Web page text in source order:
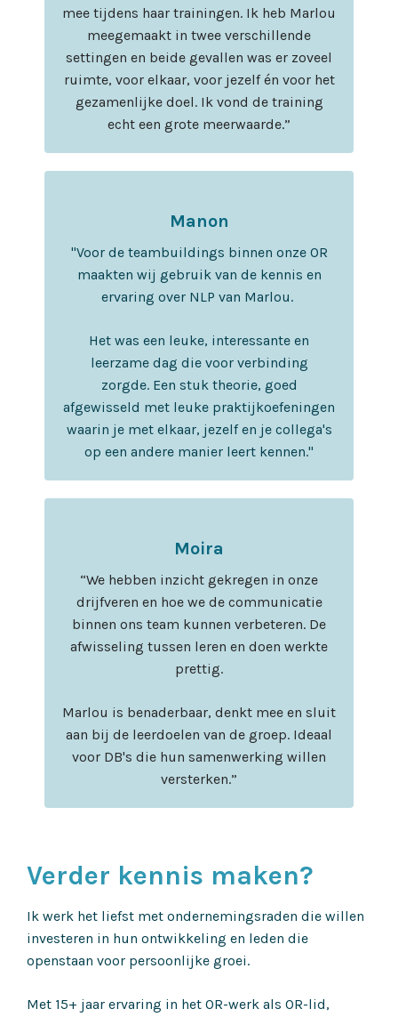
mee tijdens haar trainingen. Ik heb Marlou
meegemaakt in twee verschillende
settingen en beide gevallen was er zoveel
ruimte, voor elkaar, voor jezelf én voor het
gezamenlijke doel. Ik vond de training
echt een grote meerwaarde.”
Manon
"Voor de teambuildings binnen onze OR
maakten wij gebruik van de kennis en
ervaring over NLP van Marlou.
Het was een leuke, interessante en
leerzame dag die voor verbinding
zorgde. Een stuk theorie, goed
afgewisseld met leuke praktijkoefeningen
waarin je met elkaar, jezelf en je collega's
op een andere manier leert kennen."
Moira
“We hebben inzicht gekregen in onze
drijfveren en hoe we de communicatie
binnen ons team kunnen verbeteren. De
afwisseling tussen leren en doen werkte
prettig.
Marlou is benaderbaar, denkt mee en sluit
aan bij de leerdoelen van de groep. Ideaal
voor DB's die hun samenwerking willen
versterken.”
Verder kennis maken?
Ik werk het liefst met ondernemingsraden die willen
investeren in hun ontwikkeling en leden die
openstaan voor persoonlijke groei.
Met 15+ jaar ervaring in het OR-werk als OR-lid,